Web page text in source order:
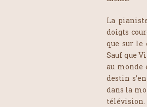
La
doigts
que sur le
Sauf que
au monde
destin
dans la